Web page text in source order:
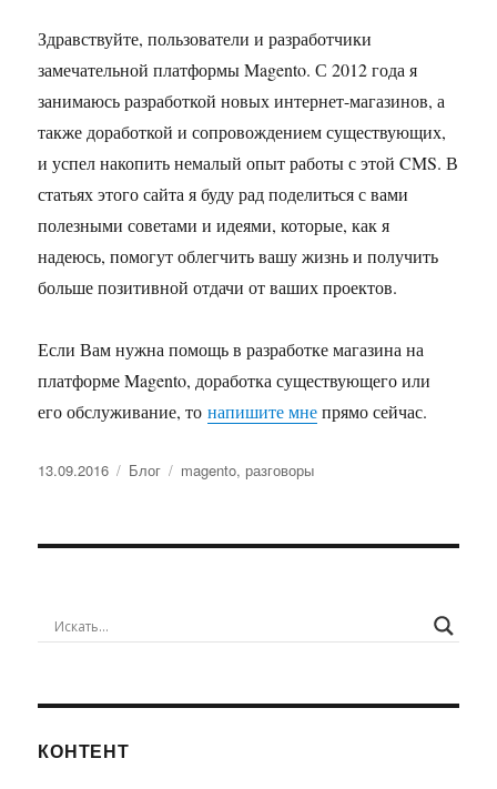
Здравствуйте, пользователи и разработчики
замечательной платформы Magento. С 2012 года я
занимаюсь разработкой новых интернет-магазинов, а
также доработкой и сопровождением существующих,
и успел накопить немалый опыт работы с этой CMS. В
статьях этого сайта я буду рад поделиться с вами
полезными советами и идеями, которые, как я
надеюсь, помогут облегчить вашу жизнь и получить
больше позитивной отдачи от ваших проектов.
Если Вам нужна помощь в разработке магазина на
платформе Magento, доработка существующего или
его обслуживание, тонапишите мнепрямо сейчас.
Опубликовано
13.09.2016 Рубрики
Блог Метки
magento, разговоры
КОНТЕНТ